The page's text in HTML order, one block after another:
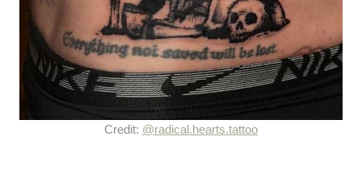
Credit: @radical.hearts.tattoo